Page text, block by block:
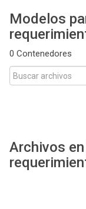
Modelos
0 Contenedores
Archivos